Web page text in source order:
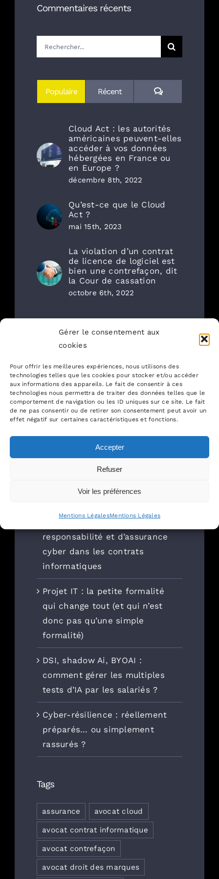
Gérer le consentement aux
cookies
Pour offrir les meilleures expériences, nous utilisons des
technologies telles que les cookies pour stocker et/ou accéder
aux informations des appareils. Le fait de consentir à ces
technologies nous permettra de traiter des données telles que le
comportement de navigation ou les ID uniques sur ce site. Le fait
de ne pas consentir ou de retirer son consentement peut avoir un
effet négatif sur certaines caractéristiques et fonctions.
Accepter
Refuser
Voir les préférences
Mentions LégalesMentions Légales
Commentaires récents
Rechercher:
Populaire Récent Commentaires
Cloud Act : les autorités
américaines peuvent-elles
accéder à vos données
hébergées en France ou
en Europe ?
décembre 8th, 2022
Qu’est-ce que le Cloud
Act ?
mai 15th, 2023
La violation d’un contrat
de licence de logiciel est
bien une contrefaçon, dit
la Cour de cassation
octobre 6th, 2022
Articles récents
référentiel de durées de
conservation des données
🏆 Classements Décideurs |
Monde Avocats à nouveau
distingué
Négocier un vrai plafond de
responsabilité et d’assurance
cyber dans les contrats
informatiques
Projet IT : la petite formalité
qui change tout (et qui n’est
donc pas qu’une simple
formalité)
DSI, shadow Ai, BYOAI :
comment gérer les multiples
tests d’IA par les salariés ?
Cyber-résilience : réellement
préparés… ou simplement
rassurés ?
Tags
assurance avocat cloud
avocat contrat informatique
avocat contrefaçon
avocat droit des marques